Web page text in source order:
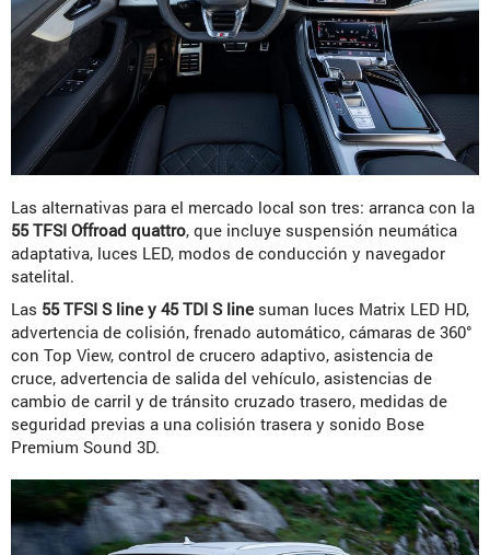
Las alternativas para el mercado local son tres: arranca con la
55 TFSI Offroad quattro, que incluye suspensión neumática
adaptativa, luces LED, modos de conducción y navegador
satelital.
Las 55 TFSI S line y 45 TDI S line suman luces Matrix LED HD,
advertencia de colisión, frenado automático, cámaras de 360°
con Top View, control de crucero adaptivo, asistencia de
cruce, advertencia de salida del vehículo, asistencias de
cambio de carril y de tránsito cruzado trasero, medidas de
seguridad previas a una colisión trasera y sonido Bose
Premium Sound 3D.